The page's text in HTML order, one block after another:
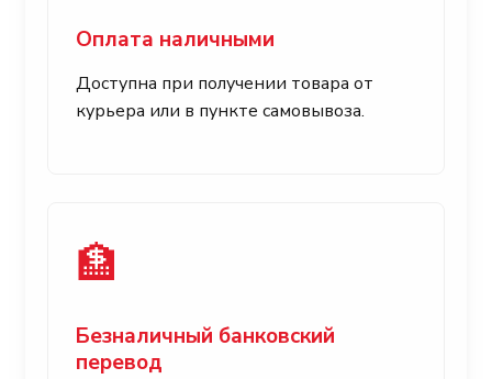
Оплата наличными
Доступна при получении товара от
курьера или в пункте самовывоза.
🏦
Безналичный банковский
перевод